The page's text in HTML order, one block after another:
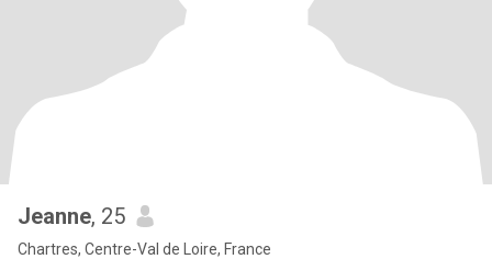
Jeanne, 25
Chartres, Centre-Val de Loire, France